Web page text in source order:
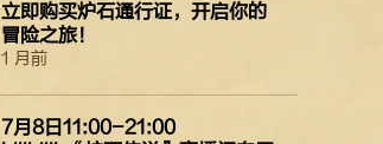
立即购买​​​​炉石​通行证，​​​​开启​你​​​​的​​​​
冒险之​​​​旅！​​​​
1 月前
7月8日11:00-21:00